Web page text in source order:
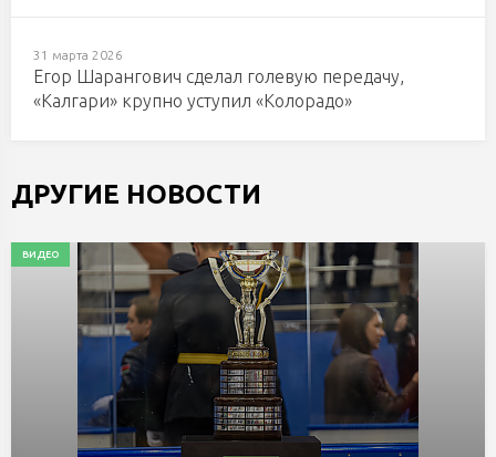
31 марта 2026
Егор Шарангович сделал голевую передачу,
«Калгари» крупно уступил «Колорадо»
ДРУГИЕ НОВОСТИ
ВИДЕО